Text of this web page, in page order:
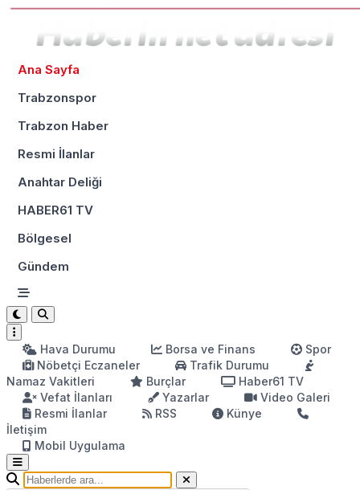
Ana Sayfa
Trabzonspor
Trabzon Haber
Resmi İlanlar
Anahtar Deliği
HABER61 TV
Bölgesel
Gündem
Hava Durumu Borsa ve Finans
Spor
Nöbetçi Eczaneler
Trafik Durumu
Namaz Vakitleri
Burçlar
Haber61 TV
Vefat İlanları
Yazarlar
Video Galeri
Resmi İlanlar
RSS
Künye
İletişim
Mobil Uygulama